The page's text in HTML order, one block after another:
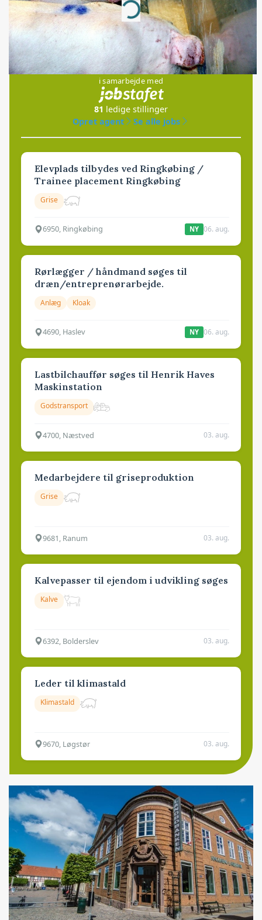
Loading...
Jobs
i samarbejde med
81 ledige stillinger
Opret agent
Se alle jobs
Elevplads tilbydes ved Ringkøbing /
Trainee placement Ringkøbing
Grise
6950, Ringkøbing NY 06. aug.
Rørlægger / håndmand søges til
dræn/entreprenørarbejde.
Anlæg Kloak
4690, Haslev NY 06. aug.
Lastbilchauffør søges til Henrik Haves
Maskinstation
Godstransport
4700, Næstved 03. aug.
Medarbejdere til griseproduktion
Grise
9681, Ranum 03. aug.
Kalvepasser til ejendom i udvikling søges
Kalve
6392, Bolderslev 03. aug.
Leder til klimastald
Klimastald
9670, Løgstør 03. aug.